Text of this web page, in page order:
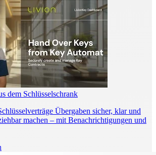
dem Schlüsselschrank
Übergaben sicher, klar und
machen – mit Benachrichtigungen und